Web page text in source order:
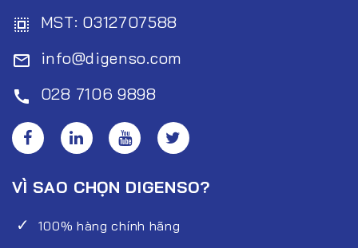
select_all MST: 0312707588
mail_outline info@digenso.com
call 028 7106 9898
VÌ SAO CHỌN DIGENSO?
100% hàng chính hãng